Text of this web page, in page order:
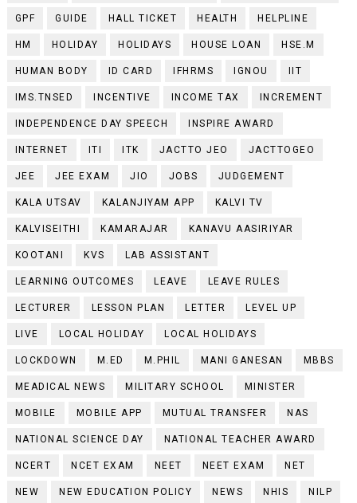
GPF GUIDE HALL TICKET HEALTH HELPLINE
HM HOLIDAY HOLIDAYS HOUSE LOAN HSE.M
HUMAN BODY ID CARD IFHRMS IGNOU IIT
IMS.TNSED INCENTIVE INCOME TAX INCREMENT
INDEPENDENCE DAY SPEECH INSPIRE AWARD
INTERNET ITI ITK JACTTO JEO JACTTOGEO
JEE JEE EXAM JIO JOBS JUDGEMENT
KALA UTSAV KALANJIYAM APP KALVI TV
KALVISEITHI KAMARAJAR KANAVU AASIRIYAR
KOOTANI KVS LAB ASSISTANT
LEARNING OUTCOMES LEAVE LEAVE RULES
LECTURER LESSON PLAN LETTER LEVEL UP
LIVE LOCAL HOLIDAY LOCAL HOLIDAYS
LOCKDOWN M.ED M.PHIL MANI GANESAN MBBS
MEADICAL NEWS MILITARY SCHOOL MINISTER
MOBILE MOBILE APP MUTUAL TRANSFER NAS
NATIONAL SCIENCE DAY NATIONAL TEACHER AWARD
NCERT NCET EXAM NEET NEET EXAM NET
NEW NEW EDUCATION POLICY NEWS NHIS NILP